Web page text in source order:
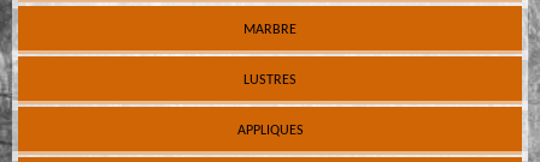
MARBRE
LUSTRES
APPLIQUES